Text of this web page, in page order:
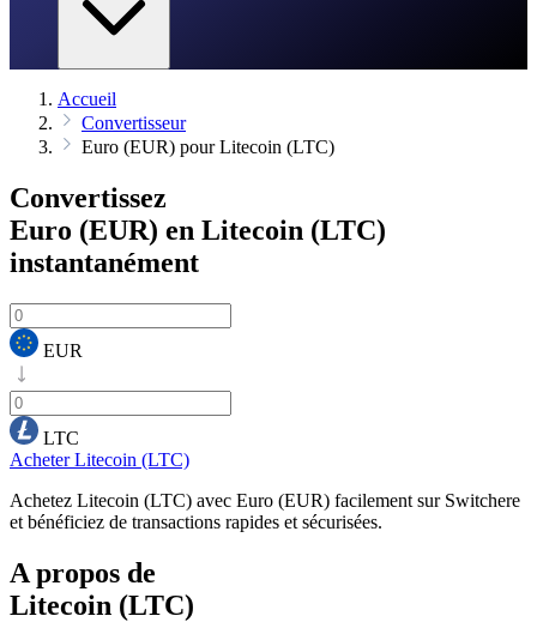
Accueil
Convertisseur
Euro (EUR) pour Litecoin (LTC)
Convertissez
Euro (EUR) en Litecoin (LTC)
instantanément
EUR
LTC
Acheter Litecoin (LTC)
Achetez Litecoin (LTC) avec Euro (EUR) facilement sur Switchere
et bénéficiez de transactions rapides et sécurisées.
A propos de
Litecoin (LTC)